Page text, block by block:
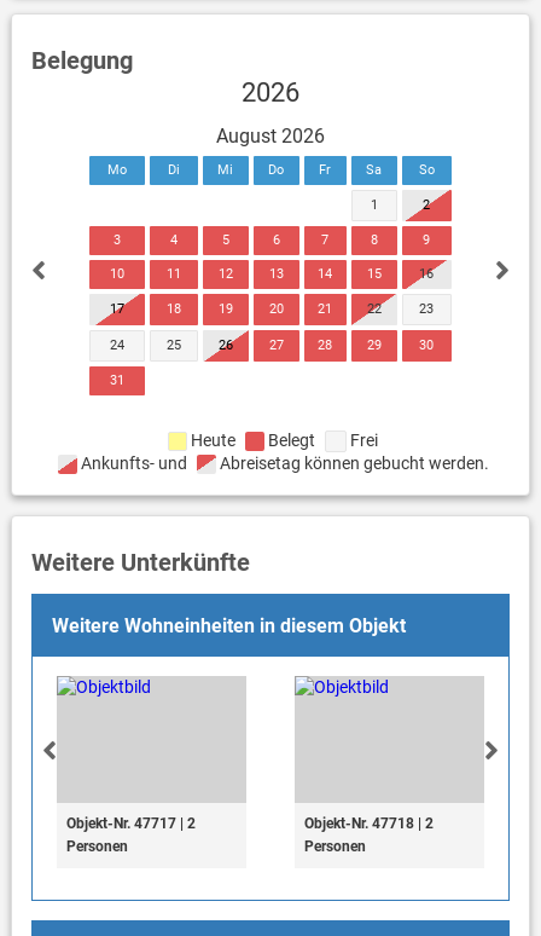
Belegung
2026
August 2026
Mo Di Mi Do Fr Sa So
1 2
3 4 5 6 7 8 9
10 11 12 13 14 15 16
17 18 19 20 21 22 23
24 25 26 27 28 29 30
31
Heute Belegt
Frei
Ankunfts- und
Abreisetag können gebucht werden.
Weitere Unterkünfte
Weitere Wohneinheiten in diesem Objekt
Objekt-Nr. 47717 | 2
Personen
Objekt-Nr. 47718 | 2
Personen